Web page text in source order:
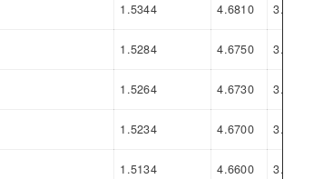
1.5344 4.6810 3.1466
1.5284 4.6750 3.1466
1.5264 4.6730 3.1466
1.5234 4.6700 3.1466
1.5134 4.6600 3.1466